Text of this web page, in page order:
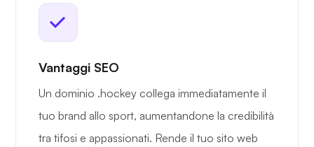
Vantaggi SEO
Un dominio .hockey collega immediatamente il
tuo brand allo sport, aumentandone la credibilità
tra tifosi e appassionati. Rende il tuo sito web